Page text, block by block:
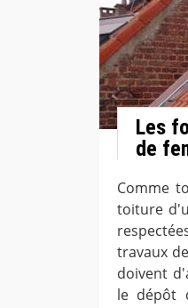
Les
de
Comme
toiture
travaux
doivent
le dépôt